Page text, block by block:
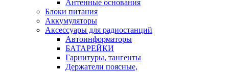
Антенные основания
Блоки питания
Аккумуляторы
Аксессуары для радиостанций
Автоинформаторы
БАТАРЕЙКИ
Гарнитуры, тангенты
Держатели поясные,